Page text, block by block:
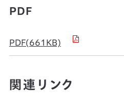
PDF
PDF(661KB)
関連リンク